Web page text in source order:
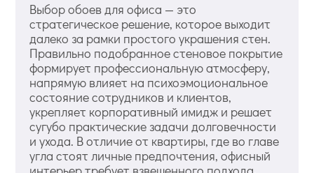
Выбор обоев для офиса — это
стратегическое решение, которое выходит
далеко за рамки простого украшения стен.
Правильно подобранное стеновое покрытие
формирует профессиональную атмосферу,
напрямую влияет на психоэмоциональное
состояние сотрудников и клиентов,
укрепляет корпоративный имидж и решает
сугубо практические задачи долговечности
и ухода. В отличие от квартиры, где во главе
угла стоят личные предпочтения, офисный